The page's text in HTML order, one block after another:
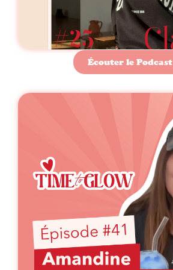
Écouter le Podcast